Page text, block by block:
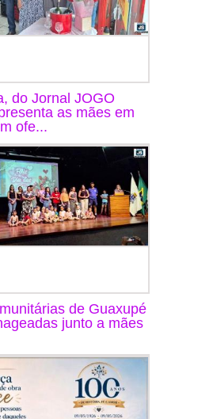
do Jornal JOGO
as mães em
ofe...
de Guaxupé
junto a mães